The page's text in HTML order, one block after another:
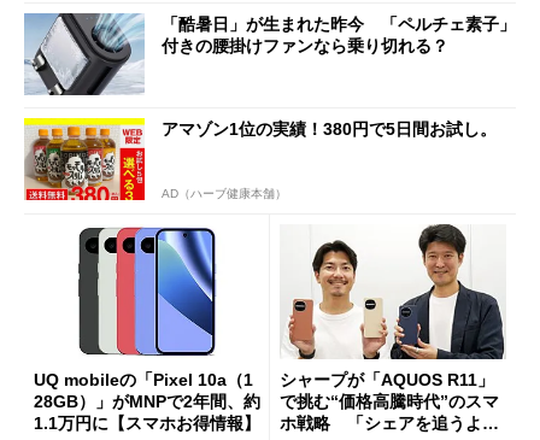
「酷暑日」が生まれた昨今 「ペルチェ素子」
付きの腰掛けファンなら乗り切れる？
アマゾン1位の実績！380円で5日間お試し。
AD（ハーブ健康本舗）
UQ mobileの「Pixel 10a（1
28GB）」がMNPで2年間、約
1.1万円に【スマホお得情報】
シャープが「AQUOS R11」
で挑む“価格高騰時代”のスマ
ホ戦略 「シェアを追うより